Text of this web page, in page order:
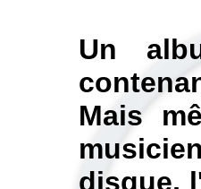
Un
Mais
disque,